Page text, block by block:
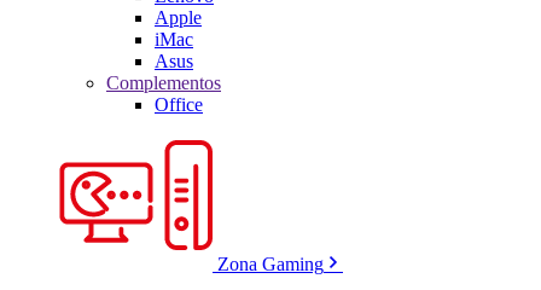
Apple
iMac
Asus
Complementos
Office
Zona Gaming